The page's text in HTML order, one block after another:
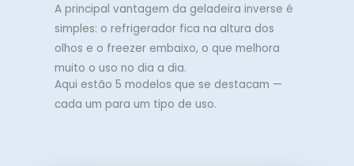
A principal vantagem da geladeira inverse é
simples: o refrigerador fica na altura dos
olhos e o freezer embaixo, o que melhora
muito o uso no dia a dia.
Aqui estão 5 modelos que se destacam —
cada um para um tipo de uso.